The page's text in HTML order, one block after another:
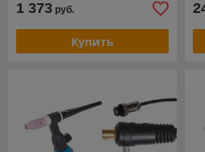
1 373 руб.
Купить